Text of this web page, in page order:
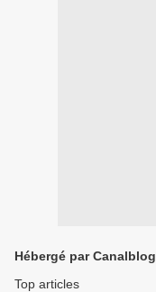
Hébergé par Canalblog
Top articles